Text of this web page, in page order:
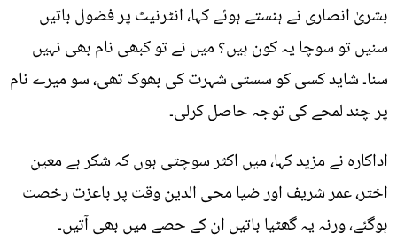
بشریٰ انصاری نے ہنستے ہوئے کہا، انٹرنیٹ پر فضول باتیں
سنیں تو سوچا یہ کون ہیں؟ میں نے تو کبھی نام بھی نہیں
سنا۔ شاید کسی کو سستی شہرت کی بھوک تھی، سو میرے نام
پر چند لمحے کی توجہ حاصل کرلی۔
اداکارہ نے مزید کہا، میں اکثر سوچتی ہوں کہ شکر ہے معین
اختر، عمر شریف اور ضیا محی الدین وقت پر باعزت رخصت
ہوگئے، ورنہ یہ گھٹیا باتیں ان کے حصے میں بھی آتیں۔